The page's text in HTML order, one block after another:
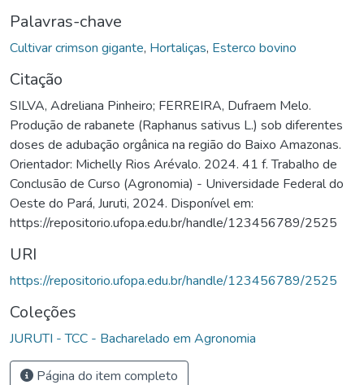
Palavras-chave
Cultivar crimson gigante, Hortaliças, Esterco bovino
Citação
SILVA, Adreliana Pinheiro; FERREIRA, Dufraem Melo.
Produção de rabanete (Raphanus sativus L.) sob diferentes
doses de adubação orgânica na região do Baixo Amazonas.
Orientador: Michelly Rios Arévalo. 2024. 41 f. Trabalho de
Conclusão de Curso (Agronomia) - Universidade Federal do
Oeste do Pará, Juruti, 2024. Disponível em:
https://repositorio.ufopa.edu.br/handle/123456789/2525
URI
https://repositorio.ufopa.edu.br/handle/123456789/2525
Coleções
JURUTI - TCC - Bacharelado em Agronomia
Página do item completo